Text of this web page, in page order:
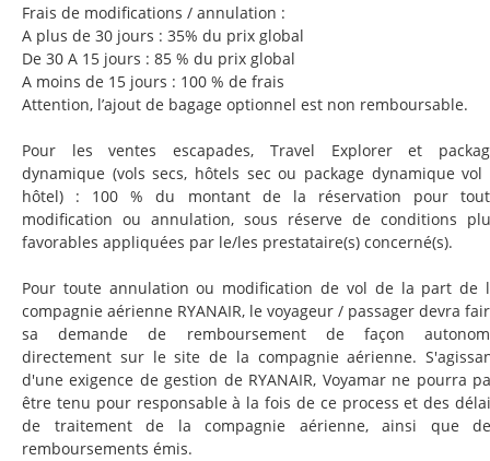
Frais de modifications / annulation :
A plus de 30 jours : 35% du prix global
De 30 A 15 jours : 85 % du prix global
A moins de 15 jours : 100 % de frais
Attention, l’ajout de bagage optionnel est non remboursable.
Pour les ventes escapades, Travel Explorer et
dynamique (vols secs, hôtels sec ou package dynamique vol
hôtel) : 100 % du montant de la réservation pour
modification ou annulation, sous réserve de conditions
favorables appliquées par le/les prestataire(s) concerné(s).
Pour toute annulation ou modification de vol de la part de
compagnie aérienne RYANAIR, le voyageur / passager devra
sa demande de remboursement de façon
directement sur le site de la compagnie aérienne.
d'une exigence de gestion de RYANAIR, Voyamar ne pourra
être tenu pour responsable à la fois de ce process et des
de traitement de la compagnie aérienne, ainsi que
remboursements émis.